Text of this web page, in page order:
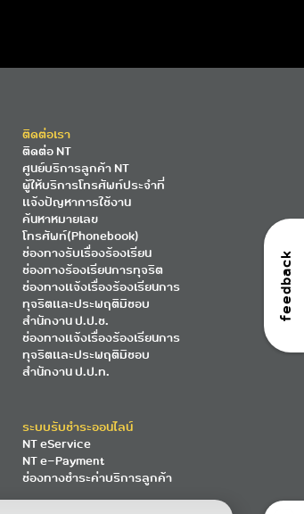
feedback
ติดต่อเรา
ติดต่อ NT
ศูนย์บริการลูกค้า NT
ผู้ให้บริการโทรศัพท์ประจำที่
แจ้งปัญหาการใช้งาน
ค้นหาหมายเลข
โทรศัพท์(Phonebook)
ช่องทางรับเรื่องร้องเรียน
ช่องทางร้องเรียนการทุจริต
ช่องทางแจ้งเรื่องร้องเรียนการ
ทุจริตและประพฤติมิชอบ
สำนักงาน ป.ป.ช.
ช่องทางแจ้งเรื่องร้องเรียนการ
ทุจริตและประพฤติมิชอบ
สำนักงาน ป.ป.ท.
ระบบรับชำระออนไลน์
NT eService
NT e-Payment
ช่องทางชำระค่าบริการลูกค้า